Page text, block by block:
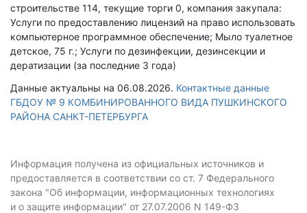
строительстве 114, текущие торги 0, компания закупала:
Услуги по предоставлению лицензий на право использовать
компьютерное программное обеспечение; Мыло туалетное
детское, 75 г.; Услуги по дезинфекции, дезинсекции и
дератизации (за последние 3 года)
Данные актуальны на 06.08.2026. Контактные данные
ГБДОУ № 9 КОМБИНИРОВАННОГО ВИДА ПУШКИНСКОГО
РАЙОНА САНКТ-ПЕТЕРБУРГА
Информация получена из официальных источников и
предоставляется в соответствии со ст. 7 Федерального
закона "Об информации, информационных технологиях
и о защите информации" от 27.07.2006 N 149-ФЗ